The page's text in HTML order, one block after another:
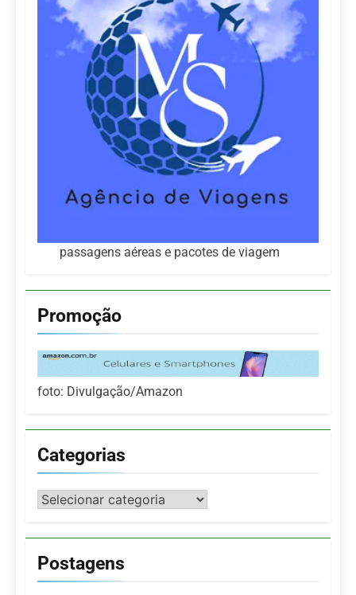
passagens aéreas e pacotes de viagem
Promoção
foto: Divulgação/Amazon
Categorias
Categorias
Postagens